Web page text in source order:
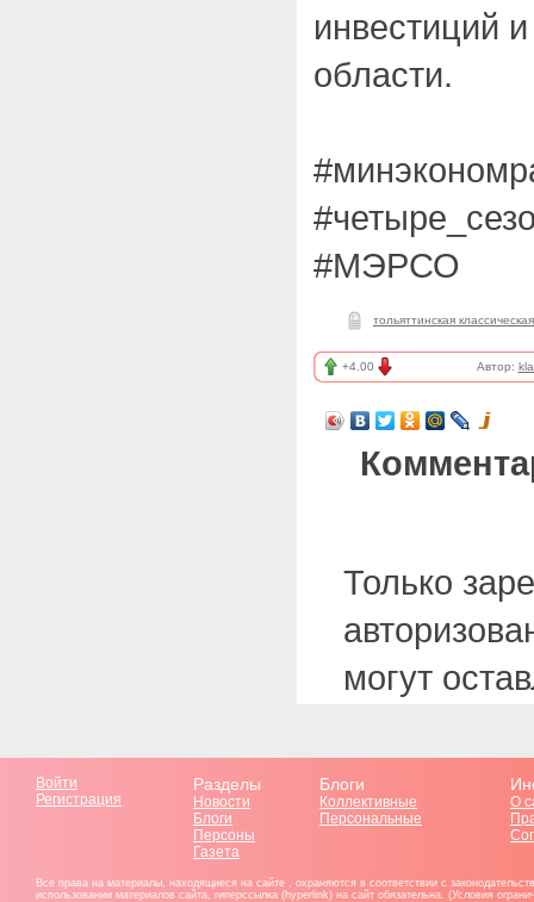
инвестиций
области.
#МЭРСО
тольяттинская
+4.00 Автор:
Только
могут
Войти
Регистрация
Разделы
Новости
Блоги
Персоны
Газета
Блоги
Коллективные
Персональные
О
Все права на материалы, находящиеся на сайте , охраняются в соответствии с
использовании материалов сайта, гиперссылка (hyperlink) на сайт обязательна. (Условия